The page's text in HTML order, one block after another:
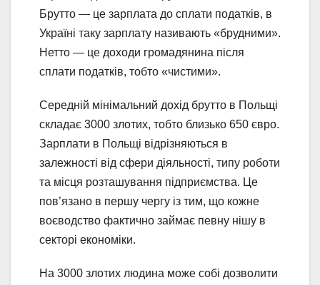
Брутто — це зарплата до сплати податків, в
Україні таку зарплату називають «брудними».
Нетто — це доходи громадянина після
сплати податків, тобто «чистими».
Середній мінімальний дохід брутто в Польщі
складає 3000 злотих, тобто близько 650 євро.
Зарплати в Польщі відрізняються в
залежності від сфери діяльності, типу роботи
та місця розташування підприємства. Це
пов’язано в першу чергу із тим, що кожне
воєводство фактично займає певну нішу в
секторі економіки.
На 3000 злотих людина може собі дозволити